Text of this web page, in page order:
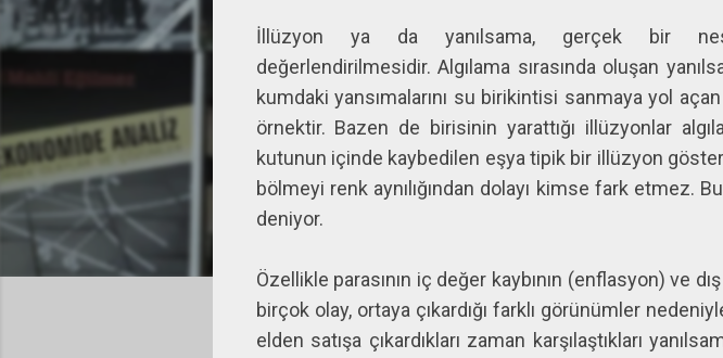
İllüzyon ya da yanılsama, gerçek bir
değerlendirilmesidir. Algılama sırasında oluşan
kumdaki yansımalarını su birikintisi sanmaya yol
örnektir. Bazen de birisinin yarattığı illüzyonlar
kutunun içinde kaybedilen eşya tipik bir illüzyon
bölmeyi renk aynılığından dolayı kimse fark etmez.
deniyor.
Özellikle parasının iç değer kaybının (enflasyon) ve
birçok olay, ortaya çıkardığı farklı görünümler
elden satışa çıkardıkları zaman karşılaştıkları